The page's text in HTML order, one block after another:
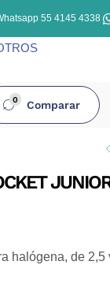
55 4145 4338
0 Comparar
halógena, de 2,5